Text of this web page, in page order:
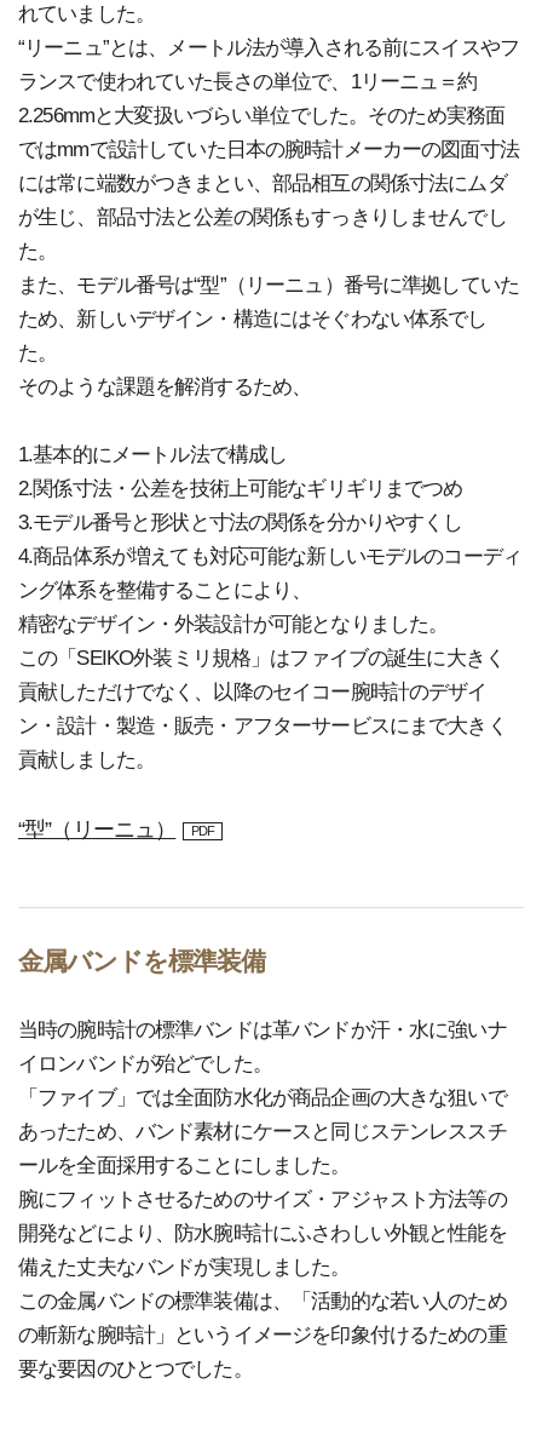
れていました。
“リーニュ”とは、メートル法が導入される前にスイスやフ
ランスで使われていた長さの単位で、1リーニュ＝約
2.256mmと大変扱いづらい単位でした。そのため実務面
ではmmで設計していた日本の腕時計メーカーの図面寸法
には常に端数がつきまとい、部品相互の関係寸法にムダ
が生じ、部品寸法と公差の関係もすっきりしませんでし
た。
また、モデル番号は“型”（リーニュ）番号に準拠していた
ため、新しいデザイン・構造にはそぐわない体系でし
た。
そのような課題を解消するため、
1.基本的にメートル法で構成し
2.関係寸法・公差を技術上可能なギリギリまでつめ
3.モデル番号と形状と寸法の関係を分かりやすくし
4.商品体系が増えても対応可能な新しいモデルのコーディ
ング体系を整備することにより、
精密なデザイン・外装設計が可能となりました。
この「SEIKO外装ミリ規格」はファイブの誕生に大きく
貢献しただけでなく、以降のセイコー腕時計のデザイ
ン・設計・製造・販売・アフターサービスにまで大きく
貢献しました。
“型”（リーニュ） PDF
金属バンドを標準装備
当時の腕時計の標準バンドは革バンドか汗・水に強いナ
イロンバンドが殆どでした。
「ファイブ」では全面防水化が商品企画の大きな狙いで
あったため、バンド素材にケースと同じステンレススチ
ールを全面採用することにしました。
腕にフィットさせるためのサイズ・アジャスト方法等の
開発などにより、防水腕時計にふさわしい外観と性能を
備えた丈夫なバンドが実現しました。
この金属バンドの標準装備は、「活動的な若い人のため
の斬新な腕時計」というイメージを印象付けるための重
要な要因のひとつでした。